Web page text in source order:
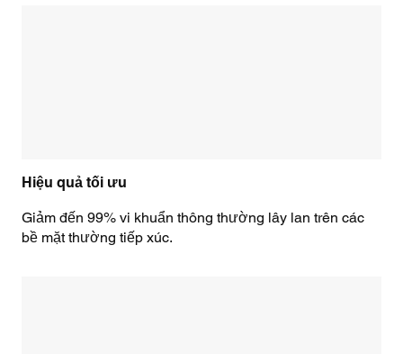
Hiệu quả tối ưu
Giảm đến 99% vi khuẩn thông thường lây lan trên các
bề mặt thường tiếp xúc.